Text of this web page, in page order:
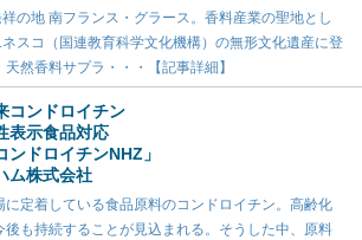
の地 南フランス・グラース。香料産業の聖地とし
スコ（国連教育科学文化機構）の無形文化遺産に登
然香料サプラ・・・【記事詳細】
コンドロイチン
表示食品対応
ンドロイチンNHZ」
ム株式会社
に定着している食品原料のコンドロイチン。高齢化
後も持続することが見込まれる。そうした中、原料